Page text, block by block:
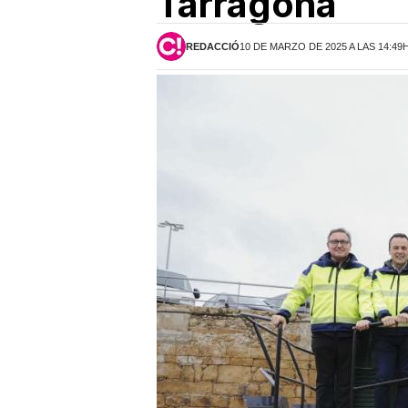
REDACCIÓ10 DE MARZO DE 2025 A LAS